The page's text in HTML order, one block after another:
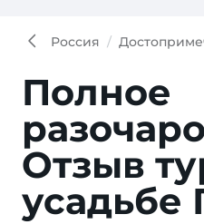
Россия
Полное
Отзыв
усадьбе